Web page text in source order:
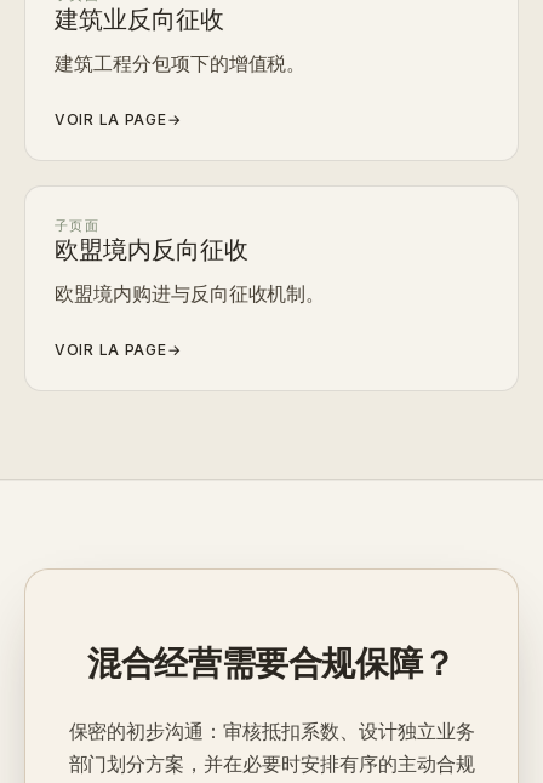
建筑业反向征收
建筑工程分包项下的增值税。
VOIR LA PAGE→
子页面
欧盟境内反向征收
欧盟境内购进与反向征收机制。
VOIR LA PAGE→
混合经营需要合规保障？
保密的初步沟通：审核抵扣系数、设计独立业务
部门划分方案，并在必要时安排有序的主动合规